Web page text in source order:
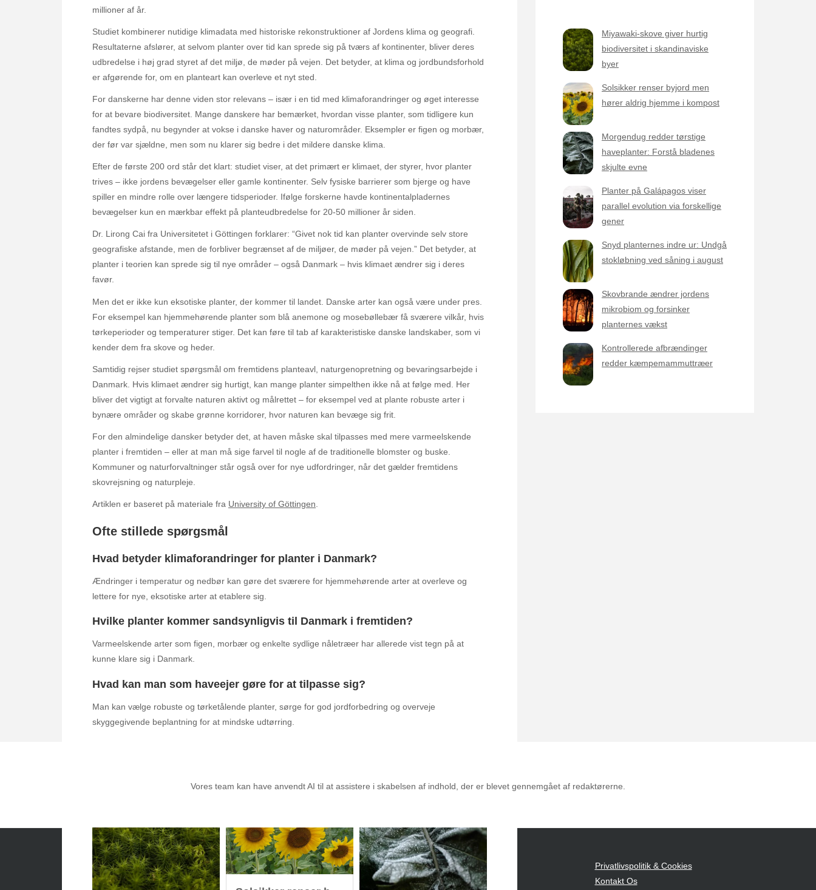
millioner af år.
Studiet kombinerer nutidige klimadata med historiske rekonstruktioner af Jordens klima og geografi.
Resultaterne afslører, at selvom planter over tid kan sprede sig på tværs af kontinenter, bliver deres
udbredelse i høj grad styret af det miljø, de møder på vejen. Det betyder, at klima og jordbundsforhold
er afgørende for, om en planteart kan overleve et nyt sted.
For danskerne har denne viden stor relevans – især i en tid med klimaforandringer og øget interesse
for at bevare biodiversitet. Mange danskere har bemærket, hvordan visse planter, som tidligere kun
fandtes sydpå, nu begynder at vokse i danske haver og naturområder. Eksempler er figen og morbær,
der før var sjældne, men som nu klarer sig bedre i det mildere danske klima.
Efter de første 200 ord står det klart: studiet viser, at det primært er klimaet, der styrer, hvor planter
trives – ikke jordens bevægelser eller gamle kontinenter. Selv fysiske barrierer som bjerge og have
spiller en mindre rolle over længere tidsperioder. Ifølge forskerne havde kontinentalpladernes
bevægelser kun en mærkbar effekt på planteudbredelse for 20-50 millioner år siden.
Dr. Lirong Cai fra Universitetet i Göttingen forklarer: “Givet nok tid kan planter overvinde selv store
geografiske afstande, men de forbliver begrænset af de miljøer, de møder på vejen.” Det betyder, at
planter i teorien kan sprede sig til nye områder – også Danmark – hvis klimaet ændrer sig i deres
favør.
Men det er ikke kun eksotiske planter, der kommer til landet. Danske arter kan også være under pres.
For eksempel kan hjemmehørende planter som blå anemone og mosebøllebær få sværere vilkår, hvis
tørkeperioder og temperaturer stiger. Det kan føre til tab af karakteristiske danske landskaber, som vi
kender dem fra skove og heder.
Samtidig rejser studiet spørgsmål om fremtidens planteavl, naturgenopretning og bevaringsarbejde i
Danmark. Hvis klimaet ændrer sig hurtigt, kan mange planter simpelthen ikke nå at følge med. Her
bliver det vigtigt at forvalte naturen aktivt og målrettet – for eksempel ved at plante robuste arter i
bynære områder og skabe grønne korridorer, hvor naturen kan bevæge sig frit.
For den almindelige dansker betyder det, at haven måske skal tilpasses med mere varmeelskende
planter i fremtiden – eller at man må sige farvel til nogle af de traditionelle blomster og buske.
Kommuner og naturforvaltninger står også over for nye udfordringer, når det gælder fremtidens
skovrejsning og naturpleje.
Artiklen er baseret på materiale fra University of Göttingen
Ofte stillede spørgsmål
Hvad betyder klimaforandringer for planter i Danmark?
Ændringer i temperatur og nedbør kan gøre det sværere for hjemmehørende arter at overleve og
lettere for nye, eksotiske arter at etablere sig.
Hvilke planter kommer sandsynligvis til Danmark i fremtiden?
Varmeelskende arter som figen, morbær og enkelte sydlige nåletræer har allerede vist tegn på at
kunne klare sig i Danmark.
Hvad kan man som haveejer gøre for at tilpasse sig?
Man kan vælge robuste og tørketålende planter, sørge for god jordforbedring og overveje
skyggegivende beplantning for at mindske udtørring.
Miyawaki-skove giver hurtig
biodiversitet i skandinaviske
byer
Solsikker renser byjord men
hører aldrig hjemme i kompost
Morgendug redder tørstige
haveplanter: Forstå bladenes
skjulte evne
Planter på Galápagos viser
parallel evolution via forskellige
gener
Snyd planternes indre ur: Undgå
stokløbning ved såning i august
Skovbrande ændrer jordens
mikrobiom og forsinker
planternes vækst
Kontrollerede afbrændinger
redder kæmpemammuttræer
Vores team kan have anvendt AI til at assistere i skabelsen af indhold, der er blevet gennemgået af redaktørerne.
Sæsonvis- Din foretrukne kilde til alt
inden for havearbejde og botanik. Få
Privatlivspolitik & Cookies
Kontakt Os